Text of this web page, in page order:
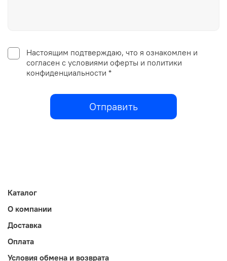
Настоящим подтверждаю, что я ознакомлен и
согласен с условиями оферты и политики
конфиденциальности *
Отправить
Каталог
О компании
Доставка
Оплата
Условия обмена и возврата